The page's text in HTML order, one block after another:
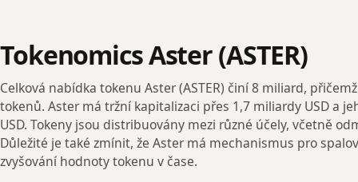
Tokenomics Aster (ASTER)
Celková nabídka tokenu Aster (ASTER) činí 8 miliard,
tokenů. Aster má tržní kapitalizaci přes 1,7 miliardy USD a
USD. Tokeny jsou distribuovány mezi různé účely, včetně
Důležité je také zmínit, že Aster má mechanismus pro
zvyšování hodnoty tokenu v čase.